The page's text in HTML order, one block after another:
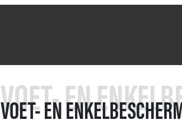
VOET- EN
VOET- EN